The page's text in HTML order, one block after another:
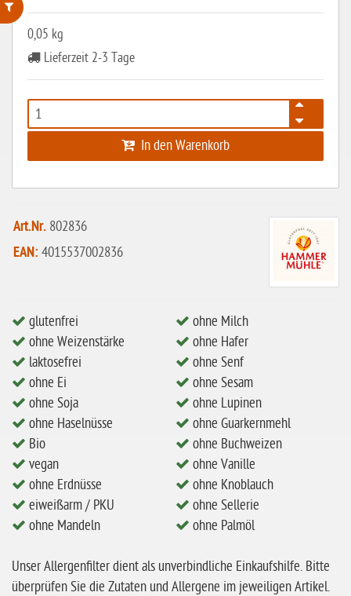
ohne Weizenstärke
ohne Hefe
ohne Ei
ohne Mandeln
ohne Milch
ohne Hafer
ohne Zuckerzusatz
ohne Reis
ohne Mais
ohne Senf
ohne Sesam
ohne Guarkernmehl
0,05 kg
Lieferzeit 2-3 Tage
In den Warenkorb
Art.Nr. 802836
EAN: 4015537002836
glutenfrei
ohne Weizenstärke
laktosefrei
ohne Ei
ohne Soja
ohne Haselnüsse
Bio
vegan
ohne Erdnüsse
eiweißarm / PKU
ohne Mandeln
ohne Milch
ohne Hafer
ohne Senf
ohne Sesam
ohne Lupinen
ohne Guarkernmehl
ohne Buchweizen
ohne Vanille
ohne Knoblauch
ohne Sellerie
ohne Palmöl
Unser Allergenfilter dient als unverbindliche Einkaufshilfe. Bitte
überprüfen Sie die Zutaten und Allergene im jeweiligen Artikel.